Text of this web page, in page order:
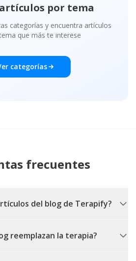
por tema
categorías y encuentra artículos
que más te interese
categorías
frecuentes
del blog de Terapify?
reemplazan la terapia?